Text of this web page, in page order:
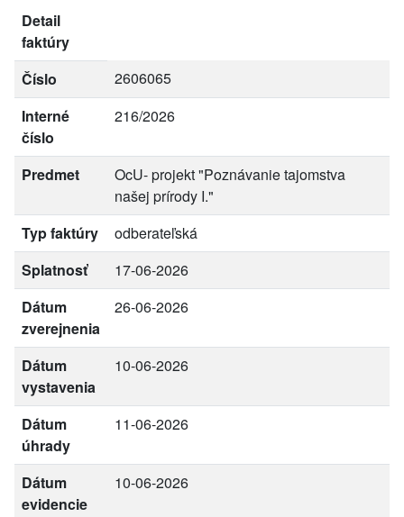
Detail
faktúry
Číslo
2606065
Interné
číslo
216/2026
Predmet
OcU- projekt "Poznávanie tajomstva
našej prírody I."
Typ faktúry
odberateľská
Splatnosť
17-06-2026
Dátum
zverejnenia
26-06-2026
Dátum
vystavenia
10-06-2026
Dátum
úhrady
11-06-2026
Dátum
evidencie
10-06-2026